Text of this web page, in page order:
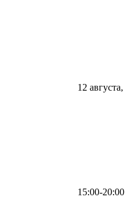
12 августа,
15:00-20:00